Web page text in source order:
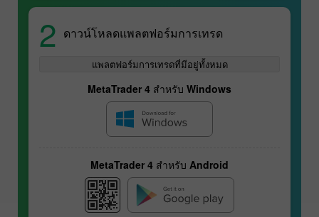
2 ดาวน์โหลดแพลตฟอร์มการเทรด
แพลตฟอร์มการเทรดที่มีอยู่ทั้งหมด
MetaTrader 4 สำหรับ Windows
MetaTrader 4 สำหรับ Android